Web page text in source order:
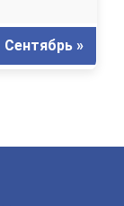
Сентябрь »